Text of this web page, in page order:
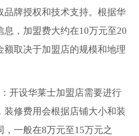
品牌授权和技术支持。根据华
息，加盟费大约在10万元至20
额取决于加盟店的规模和地理
设华莱士加盟店需要进行
装修费用会根据店铺大小和装
，一般在8万元至15万元之